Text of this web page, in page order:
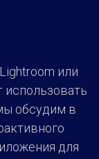
или
использовать
обсудим в
для